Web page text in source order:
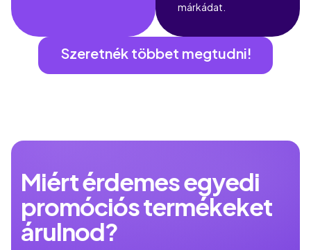
márkádat.
Szeretnék többet megtudni!
Miért érdemes egyedi
promóciós termékeket
árulnod?